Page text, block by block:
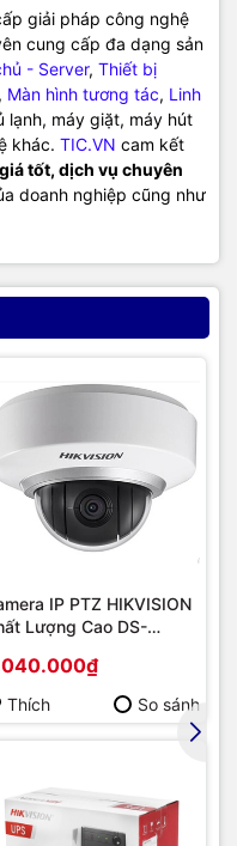
giải pháp công nghệ
cung cấp đa dạng sản
- Server, Thiết bị
, Màn hình tương tác, Linh
lạnh, máy giặt, máy hút
khác. TIC.VN cam kết
tốt, dịch vụ chuyên
doanh nghiệp cũng như
IP PTZ HIKVISION
Lượng Cao DS-
Thích So sánh